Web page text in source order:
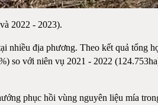
2022 - 2023).
địa phương. Theo kết quả tổng
so với niên vụ 2021 - 2022
phục hồi vùng nguyên liệu mía